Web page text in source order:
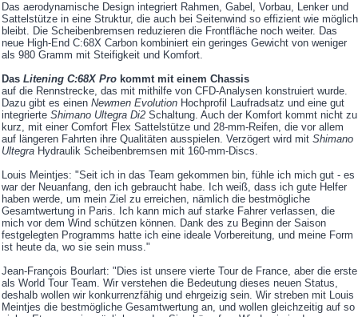
Das aerodynamische Design integriert Rahmen, Gabel, Vorbau, Lenker und
Sattelstütze in eine Struktur, die auch bei Seitenwind so effizient wie möglich
bleibt. Die Scheibenbremsen reduzieren die Frontfläche noch weiter. Das
neue High-End C:68X Carbon kombiniert ein geringes Gewicht von weniger
als 980 Gramm mit Steifigkeit und Komfort.
Das Litening C:68X Pro kommt mit einem Chassis
auf die Rennstrecke, das mit mithilfe von CFD-Analysen konstruiert wurde.
Dazu gibt es einen Newmen Evolution Hochprofil Laufradsatz und eine gut
integrierte Shimano Ultegra Di2 Schaltung. Auch der Komfort kommt nicht zu
kurz, mit einer Comfort Flex Sattelstütze und 28-mm-Reifen, die vor allem
auf längeren Fahrten ihre Qualitäten ausspielen. Verzögert wird mit Shimano
Ultegra Hydraulik Scheibenbremsen mit 160-mm-Discs.
Louis Meintjes: "Seit ich in das Team gekommen bin, fühle ich mich gut - es
war der Neuanfang, den ich gebraucht habe. Ich weiß, dass ich gute Helfer
haben werde, um mein Ziel zu erreichen, nämlich die bestmögliche
Gesamtwertung in Paris. Ich kann mich auf starke Fahrer verlassen, die
mich vor dem Wind schützen können. Dank des zu Beginn der Saison
festgelegten Programms hatte ich eine ideale Vorbereitung, und meine Form
ist heute da, wo sie sein muss."
Jean-François Bourlart: "Dies ist unsere vierte Tour de France, aber die erste
als World Tour Team. Wir verstehen die Bedeutung dieses neuen Status,
deshalb wollen wir konkurrenzfähig und ehrgeizig sein. Wir streben mit Louis
Meintjes die bestmögliche Gesamtwertung an, und wollen gleichzeitig auf so